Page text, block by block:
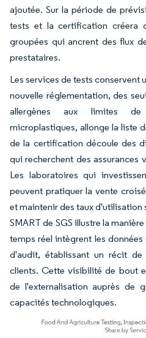
ajoutée. Sur la période de
tests et la certification créera
groupées qui ancrent des flux
prestataires.
Les services de tests conservent
nouvelle réglementation, des
allergènes aux limites
microplastiques, allonge la liste
de la certification découle des
qui recherchent des assurances
Les laboratoires qui
peuvent pratiquer la vente
et maintenir des taux d'utilisation
SMART de SGS illustre la
temps réel intègrent les
d'audit, établissant un récit
clients. Cette visibilité de bout
de l'externalisation auprès de
capacités technologiques.